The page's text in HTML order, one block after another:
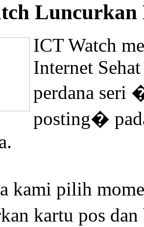
Luncurkan
ICT Watch
Internet
perdana seri
posting�
kami pilih
kartu pos